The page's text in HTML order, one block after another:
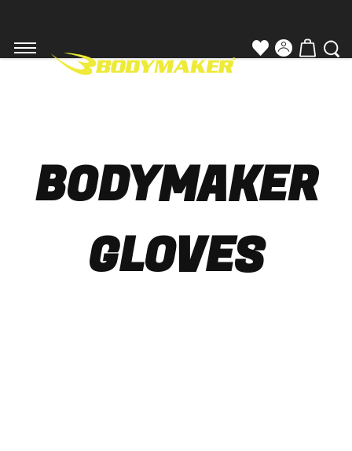
BODYMAKER
GLOVES